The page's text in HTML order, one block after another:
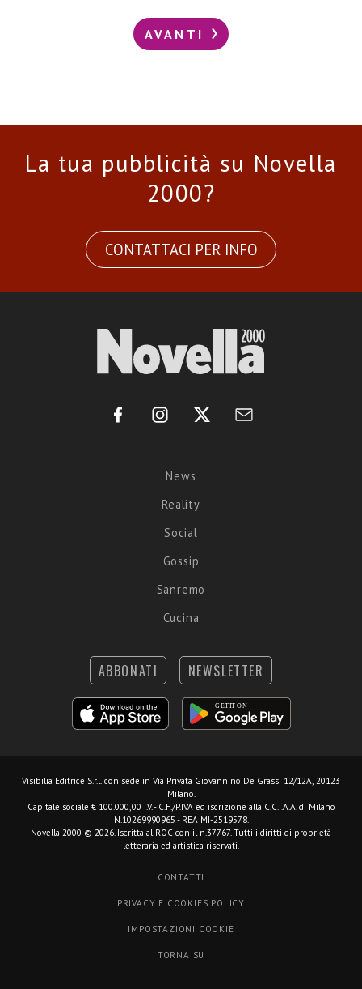
AVANTI
La tua pubblicità su Novella
2000?
CONTATTACI PER INFO
News
Reality
Social
Gossip
Sanremo
Cucina
ABBONATI NEWSLETTER
Visibilia Editrice S.r.l. con sede in Via Privata Giovannino De Grassi 12/12A, 20123
Milano.
Capitale sociale € 100.000,00 I.V. - C.F./P.IVA ed iscrizione alla C.C.I.A.A. di Milano
N.10269990965 - REA MI-2519578.
Novella 2000 © 2026. Iscritta al ROC con il n.37767. Tutti i diritti di proprietà
letteraria ed artistica riservati.
CONTATTI
PRIVACY E COOKIES POLICY
IMPOSTAZIONI COOKIE
TORNA SU